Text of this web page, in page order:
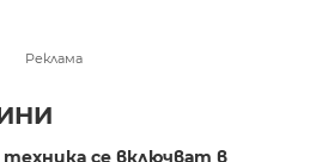
Реклама
се включват в